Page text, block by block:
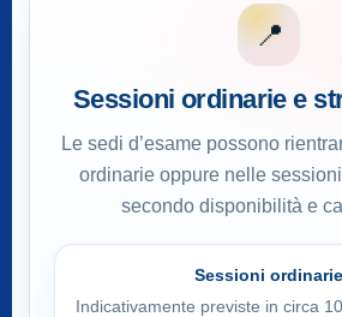
📍
Sessioni ordinarie e
Le sedi d’esame possono
ordinarie oppure nelle
secondo disponibilità e
Sessioni ordinarie
Indicativamente previste in circa